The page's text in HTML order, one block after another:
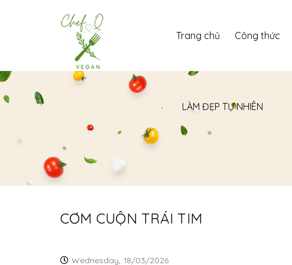
Trang chủ Công thức
LÀM ĐẸP TỰ NHIÊN
CƠM CUỘN TRÁI TIM
Wednesday, 18/03/2026